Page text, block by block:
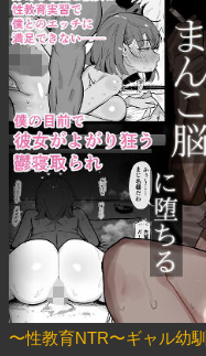
〜性教育NTR〜ギャル幼